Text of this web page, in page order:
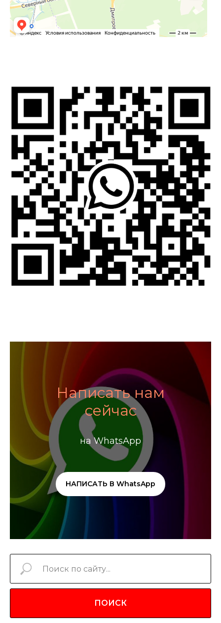
Написать нам
сейчас
на WhatsApp
НАПИСАТЬ В WhatsApp
ПОИСК